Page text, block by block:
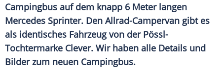
Campingbus auf dem knapp 6 Meter langen
Mercedes Sprinter. Den Allrad-Campervan gibt es
als identisches Fahrzeug von der Pössl-
Tochtermarke Clever. Wir haben alle Details und
Bilder zum neuen Campingbus.